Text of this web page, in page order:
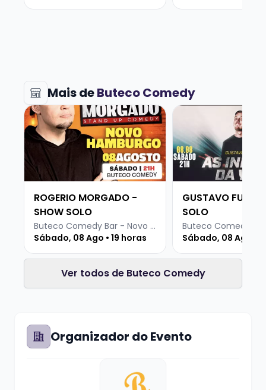
Mais deButeco Comedy
Veja mais sobre ROGERIO MORGADO - SHOW SOLO
ROGERIO MORGADO -
SHOW SOLO
Buteco Comedy Bar - Novo Hamburgo
Sábado, 08 Ago • 19 horas
Veja mais sobre
GUSTAVO
SOLO
Sábado, 08 Ago •
Ver todos de Buteco Comedy
Organizador do Evento